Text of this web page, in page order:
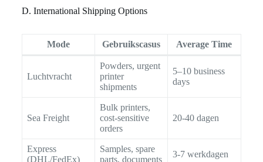
D. International Shipping Options
Mode Gebruikscasus Average Time
Luchtvracht
Powders, urgent
printer
shipments
5–10 business
days
Sea Freight
Bulk printers,
cost-sensitive
orders
20-40 dagen
Express
(DHL/FedEx)
Samples, spare
parts, documents
3-7 werkdagen